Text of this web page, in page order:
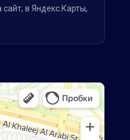
сайт, в Яндекс.Карты,